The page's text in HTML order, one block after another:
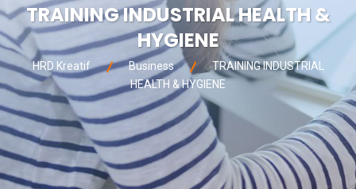
TRAINING INDUSTRIAL HEALTH &
HYGIENE
HRD Kreatif Business
TRAINING INDUSTRIAL
HEALTH & HYGIENE